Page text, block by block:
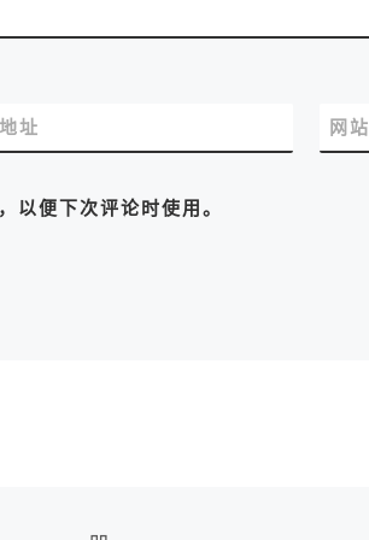
址 网
以便下次评论时使用。